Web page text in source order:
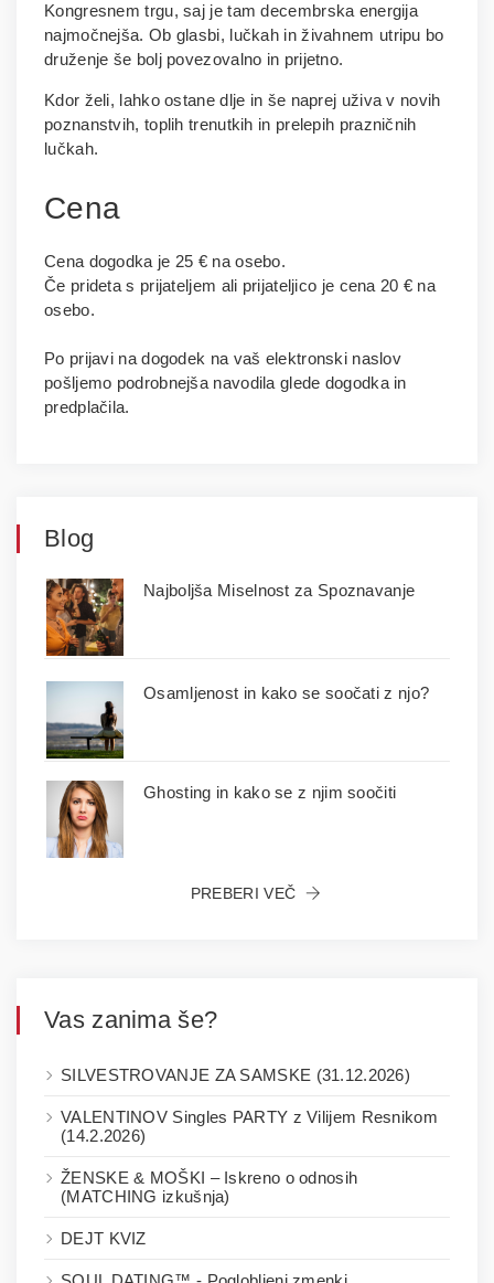
Kongresnem trgu, saj je tam decembrska energija
najmočnejša. Ob glasbi, lučkah in živahnem utripu bo
druženje še bolj povezovalno in prijetno.
Kdor želi, lahko ostane dlje in še naprej uživa v novih
poznanstvih, toplih trenutkih in prelepih prazničnih
lučkah.
Cena
Cena dogodka je 25 € na osebo.
Če prideta s prijateljem ali prijateljico je cena 20 € na
osebo.
Po prijavi na dogodek na vaš elektronski naslov
pošljemo podrobnejša navodila glede dogodka in
predplačila.
Blog
Najboljša Miselnost za Spoznavanje
Osamljenost in kako se soočati z njo?
Ghosting in kako se z njim soočiti
PREBERI VEČ
Vas zanima še?
SILVESTROVANJE ZA SAMSKE (31.12.2026)
VALENTINOV Singles PARTY z Vilijem Resnikom
(14.2.2026)
ŽENSKE & MOŠKI – Iskreno o odnosih
(MATCHING izkušnja)
DEJT KVIZ